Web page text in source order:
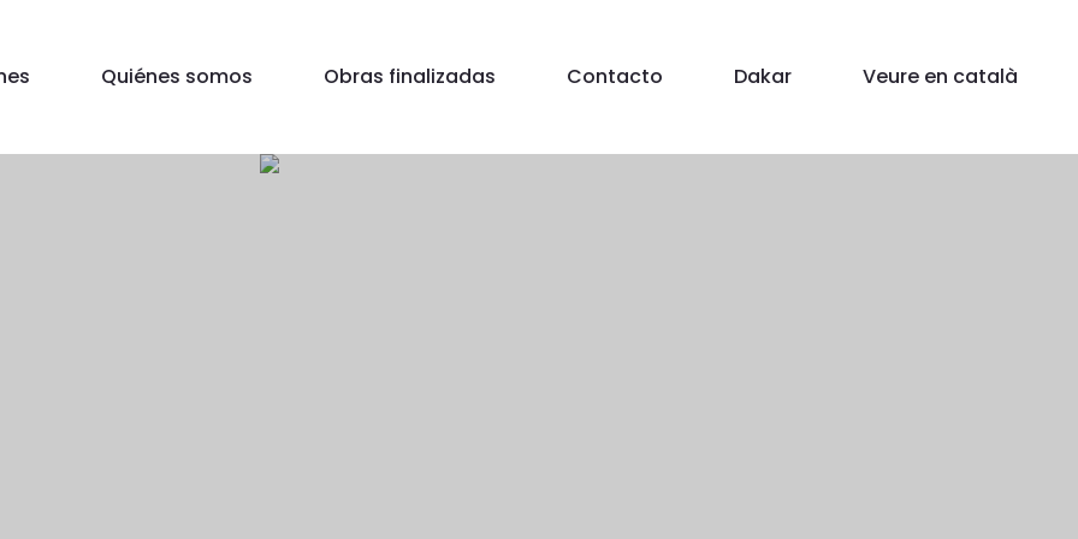
Quiénes somos Obras finalizadas Contacto Dakar Veure en català